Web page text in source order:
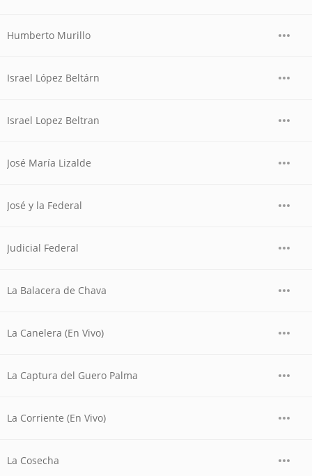
Humberto Murillo
Israel López Beltárn
Israel Lopez Beltran
José María Lizalde
José y la Federal
Judicial Federal
La Balacera de Chava
La Canelera (En Vivo)
La Captura del Guero Palma
La Corriente (En Vivo)
La Cosecha